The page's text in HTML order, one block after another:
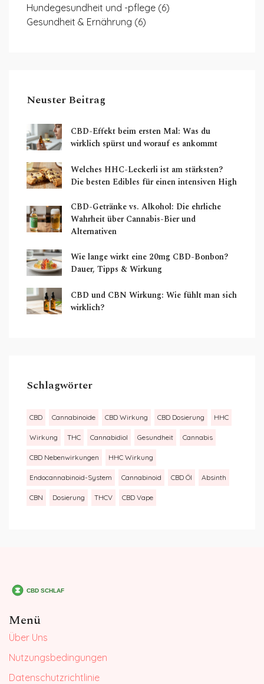
Hundegesundheit und -pflege (6)
Gesundheit & Ernährung (6)
Neuster Beitrag
CBD-Effekt beim ersten Mal: Was du
wirklich spürst und worauf es ankommt
Welches HHC-Leckerli ist am stärksten?
Die besten Edibles für einen intensiven High
CBD-Getränke vs. Alkohol: Die ehrliche
Wahrheit über Cannabis-Bier und
Alternativen
Wie lange wirkt eine 20mg CBD-Bonbon?
Dauer, Tipps & Wirkung
CBD und CBN Wirkung: Wie fühlt man sich
wirklich?
Schlagwörter
CBD Cannabinoide CBD Wirkung CBD Dosierung HHC
Wirkung THC Cannabidiol Gesundheit Cannabis
CBD Nebenwirkungen HHC Wirkung
Endocannabinoid-System Cannabinoid CBD Öl Absinth
CBN Dosierung THCV CBD Vape
Menü
Über Uns
Nutzungsbedingungen
Datenschutzrichtlinie